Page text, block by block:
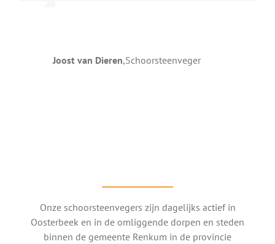
Joost van Dieren,Schoorsteenveger
Onze schoorsteenvegers zijn dagelijks actief in
Oosterbeek en in de omliggende dorpen en steden
binnen de gemeente Renkum in de provincie